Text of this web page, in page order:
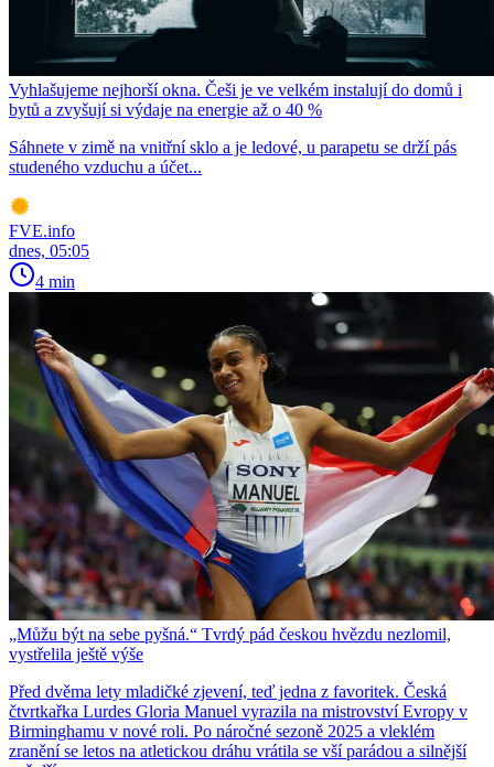
Vyhlašujeme nejhorší okna. Češi je ve velkém instalují do domů i
bytů a zvyšují si výdaje na energie až o 40 %
Sáhnete v zimě na vnitřní sklo a je ledové, u parapetu se drží pás
studeného vzduchu a účet...
FVE.info
dnes, 05:05
4 min
„Můžu být na sebe pyšná.“ Tvrdý pád českou hvězdu nezlomil,
vystřelila ještě výše
Před dvěma lety mladičké zjevení, teď jedna z favoritek. Česká
čtvrtkařka Lurdes Gloria Manuel vyrazila na mistrovství Evropy v
Birminghamu v nové roli. Po náročné sezoně 2025 a vleklém
zranění se letos na atletickou dráhu vrátila se vší parádou a silnější